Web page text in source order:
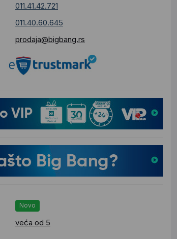
011.41.42.721
011.40.60.645
prodaja@bigbang.rs
Novo
veća od 5